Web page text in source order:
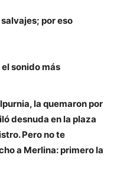
por eso
sonido más
la quemaron por
desnuda en la plaza
Pero no te
a Merlina: primero la